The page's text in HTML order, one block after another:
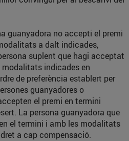
guanyadora no accepti el premi
a dalt indicades,
suplent que hagi acceptat
indicades en
de preferència establert per
guanyadores o
el premi en termini
La persona guanyadora que
el termini i amb les modalitats
a cap compensació.